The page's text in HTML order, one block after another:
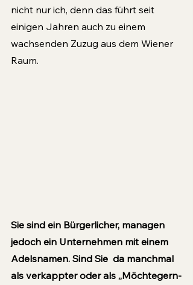
nicht nur ich, denn das führt seit
einigen Jahren auch zu einem
wachsenden Zuzug aus dem Wiener
Raum.
Sie sind ein Bürgerlicher, managen
jedoch ein Unternehmen mit einem
Adelsnamen. Sind Sie  da manchmal
als verkappter oder als „Möchtegern-